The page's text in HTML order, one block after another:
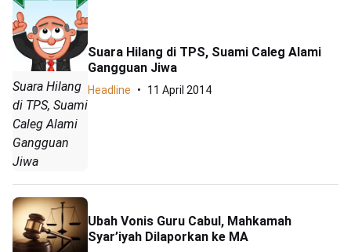
Suara Hilang
di TPS, Suami
Caleg Alami
Gangguan
Jiwa
Suara Hilang di TPS, Suami Caleg Alami
Gangguan Jiwa
Headline 11 April 2014
Ubah Vonis Guru Cabul, Mahkamah
Syar’iyah Dilaporkan ke MA